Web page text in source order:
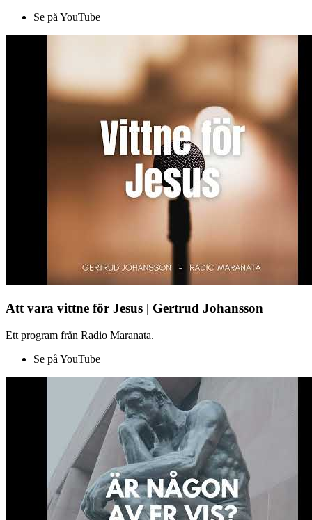
Se på YouTube
Att vara vittne för Jesus | Gertrud Johansson
Ett program från Radio Maranata.
Se på YouTube